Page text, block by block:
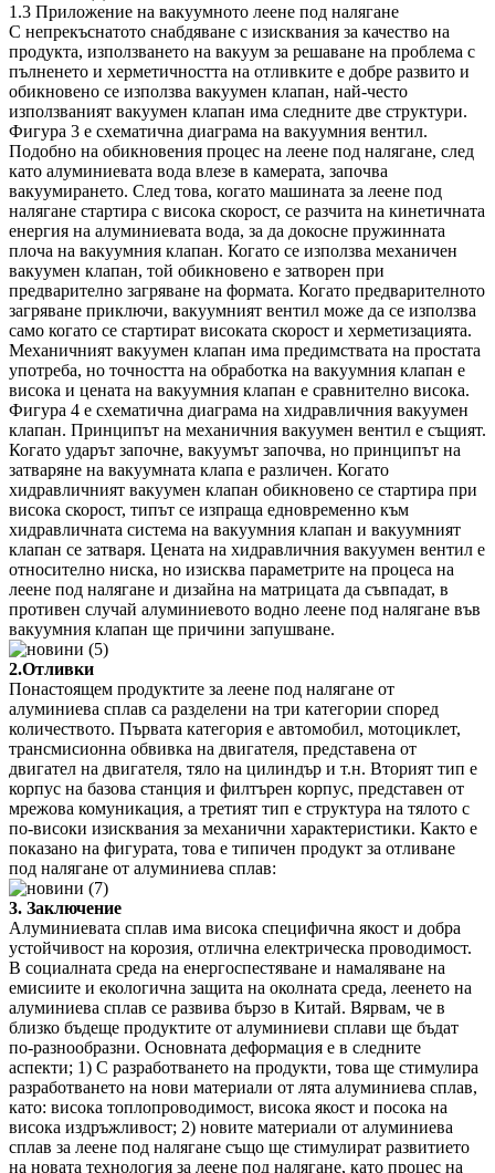
1.3 Приложение на вакуумното леене под налягане
С непрекъснатото снабдяване с изисквания за качество на
продукта, използването на вакуум за решаване на проблема с
пълненето и херметичността на отливките е добре развито и
обикновено се използва вакуумен клапан, най-често
използваният вакуумен клапан има следните две структури.
Фигура 3 е схематична диаграма на вакуумния вентил.
Подобно на обикновения процес на леене под налягане, след
като алуминиевата вода влезе в камерата, започва
вакуумирането. След това, когато машината за леене под
налягане стартира с висока скорост, се разчита на кинетичната
енергия на алуминиевата вода, за да докосне пружинната
плоча на вакуумния клапан. Когато се използва механичен
вакуумен клапан, той обикновено е затворен при
предварително загряване на формата. Когато предварителното
загряване приключи, вакуумният вентил може да се използва
само когато се стартират високата скорост и херметизацията.
Механичният вакуумен клапан има предимствата на простата
употреба, но точността на обработка на вакуумния клапан е
висока и цената на вакуумния клапан е сравнително висока.
Фигура 4 е схематична диаграма на хидравличния вакуумен
клапан. Принципът на механичния вакуумен вентил е същият.
Когато ударът започне, вакуумът започва, но принципът на
затваряне на вакуумната клапа е различен. Когато
хидравличният вакуумен клапан обикновено се стартира при
висока скорост, типът се изпраща едновременно към
хидравличната система на вакуумния клапан и вакуумният
клапан се затваря. Цената на хидравличния вакуумен вентил е
относително ниска, но изисква параметрите на процеса на
леене под налягане и дизайна на матрицата да съвпадат, в
противен случай алуминиевото водно леене под налягане във
вакуумния клапан ще причини запушване.
2.Отливки
Понастоящем продуктите за леене под налягане от
алуминиева сплав са разделени на три категории според
количеството. Първата категория е автомобил, мотоциклет,
трансмисионна обвивка на двигателя, представена от
двигател на двигателя, тяло на цилиндър и т.н. Вторият тип е
корпус на базова станция и филтърен корпус, представен от
мрежова комуникация, а третият тип е структура на тялото с
по-високи изисквания за механични характеристики. Както е
показано на фигурата, това е типичен продукт за отливане
под налягане от алуминиева сплав:
3. Заключение
Алуминиевата сплав има висока специфична якост и добра
устойчивост на корозия, отлична електрическа проводимост.
В социалната среда на енергоспестяване и намаляване на
емисиите и екологична защита на околната среда, леенето на
алуминиева сплав се развива бързо в Китай. Вярвам, че в
близко бъдеще продуктите от алуминиеви сплави ще бъдат
по-разнообразни. Основната деформация е в следните
аспекти; 1) С разработването на продукти, това ще стимулира
разработването на нови материали от лята алуминиева сплав,
като: висока топлопроводимост, висока якост и посока на
висока издръжливост; 2) новите материали от алуминиева
сплав за леене под налягане също ще стимулират развитието
на новата технология за леене под налягане, като процес на